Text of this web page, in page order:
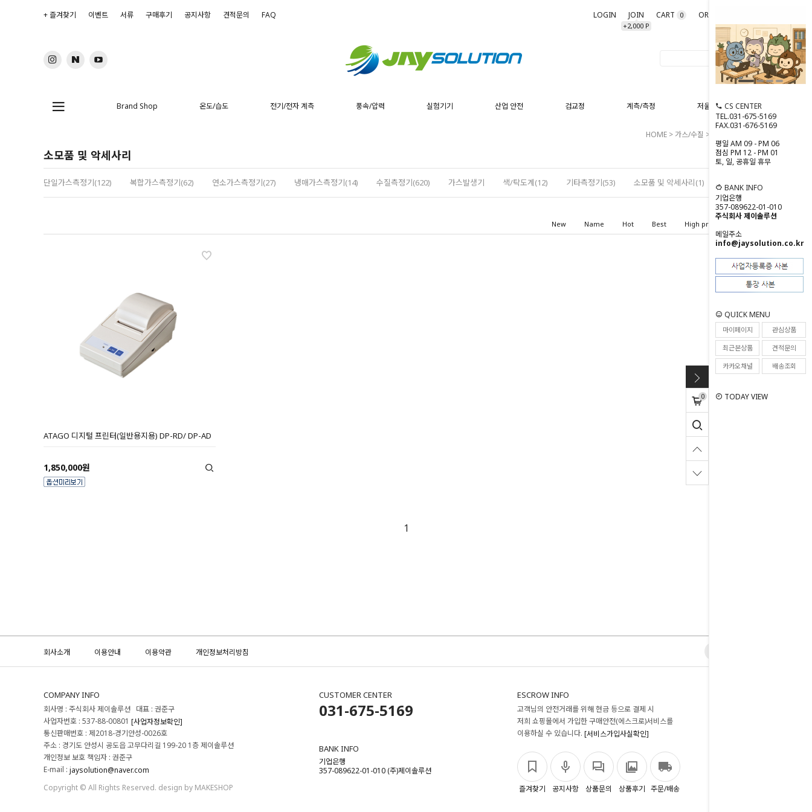
+ 즐겨찾기 이벤트 서류 구매후기 공지사항 견적문의 FAQ LOGIN JOIN
+2,000 P
CART 0 ORDER
Brand Shop 온도/습도 전기/전자 계측 풍속/압력 실험기기 산업 안전 검교정 계측/측정 저울/분동CS CENTER
TEL.031-675-5169
FAX.031-676-5169
평일 AM 09 - PM 06
점심 PM 12 - PM 01
토, 일, 공휴일 휴무
BANK INFO
기업은행
357-089622-01-010
주식회사 제이솔루션
메일주소
info@jaysolution.co.kr
QUICK MENU
마이페이지
관심상품
최근본상품
견적문의
카카오채널
배송조회
TODAY VIEW
0
HOME > 가스/수질 >
소모품 및 악세사리
단일가스측정기(122) 복합가스측정기(62) 연소가스측정기(27) 냉매가스측정기(14) 수질측정기(620) 가스발생기 색/탁도계(12) 기타측정기(53) 소모품 및 악세사리(1)
New Name Hot Best High price
ATAGO 디지털 프린터(일반용지용) DP-RD/ DP-AD
1,850,000원
1
회사소개 이용안내 이용약관 개인정보처리방침
COMPANY INFO
회사명 : 주식회사 제이솔루션 대표 : 권준구
사업자번호 : 537-88-00801 [사업자정보확인]
통신판매번호 : 제2018-경기안성-0026호
주소 : 경기도 안성시 공도읍 고무다리길 199-20 1층 제이솔루션
개인정보 보호 책임자 : 권준구
E-mail : jaysolution@naver.com
Copyright © All Rights Reserved. design by MAKESHOP
CUSTOMER CENTER
031-675-5169
BANK INFO
기업은행
357-089622-01-010 (주)제이솔루션
ESCROW INFO
고객님의 안전거래를 위해 현금 등으로 결제 시
저희 쇼핑몰에서 가입한 구매안전(에스크로)서비스를
이용하실 수 있습니다. [서비스가입사실확인]
즐겨찾기 공지사항 상품문의 상품후기 주문/배송